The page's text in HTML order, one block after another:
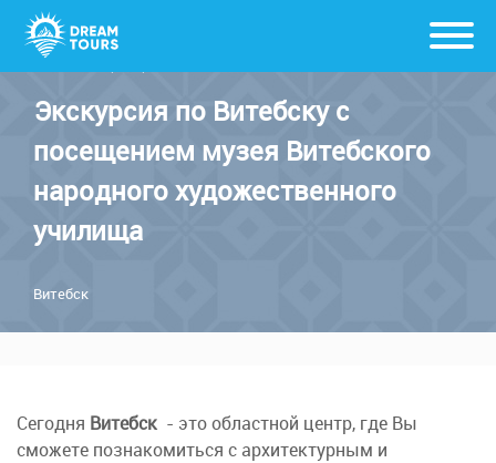
Автобусные туры по Беларуси
Экскурсия по Витебску с
посещением музея Витебского
народного художественного
училища
Витебск
Сегодня Витебск - это областной центр, где Вы
сможете познакомиться с архитектурным и